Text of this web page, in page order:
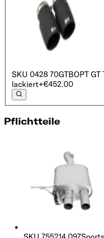
SKU 0428 70GTBOPT
lackiert+€452.00
Pflichtteile